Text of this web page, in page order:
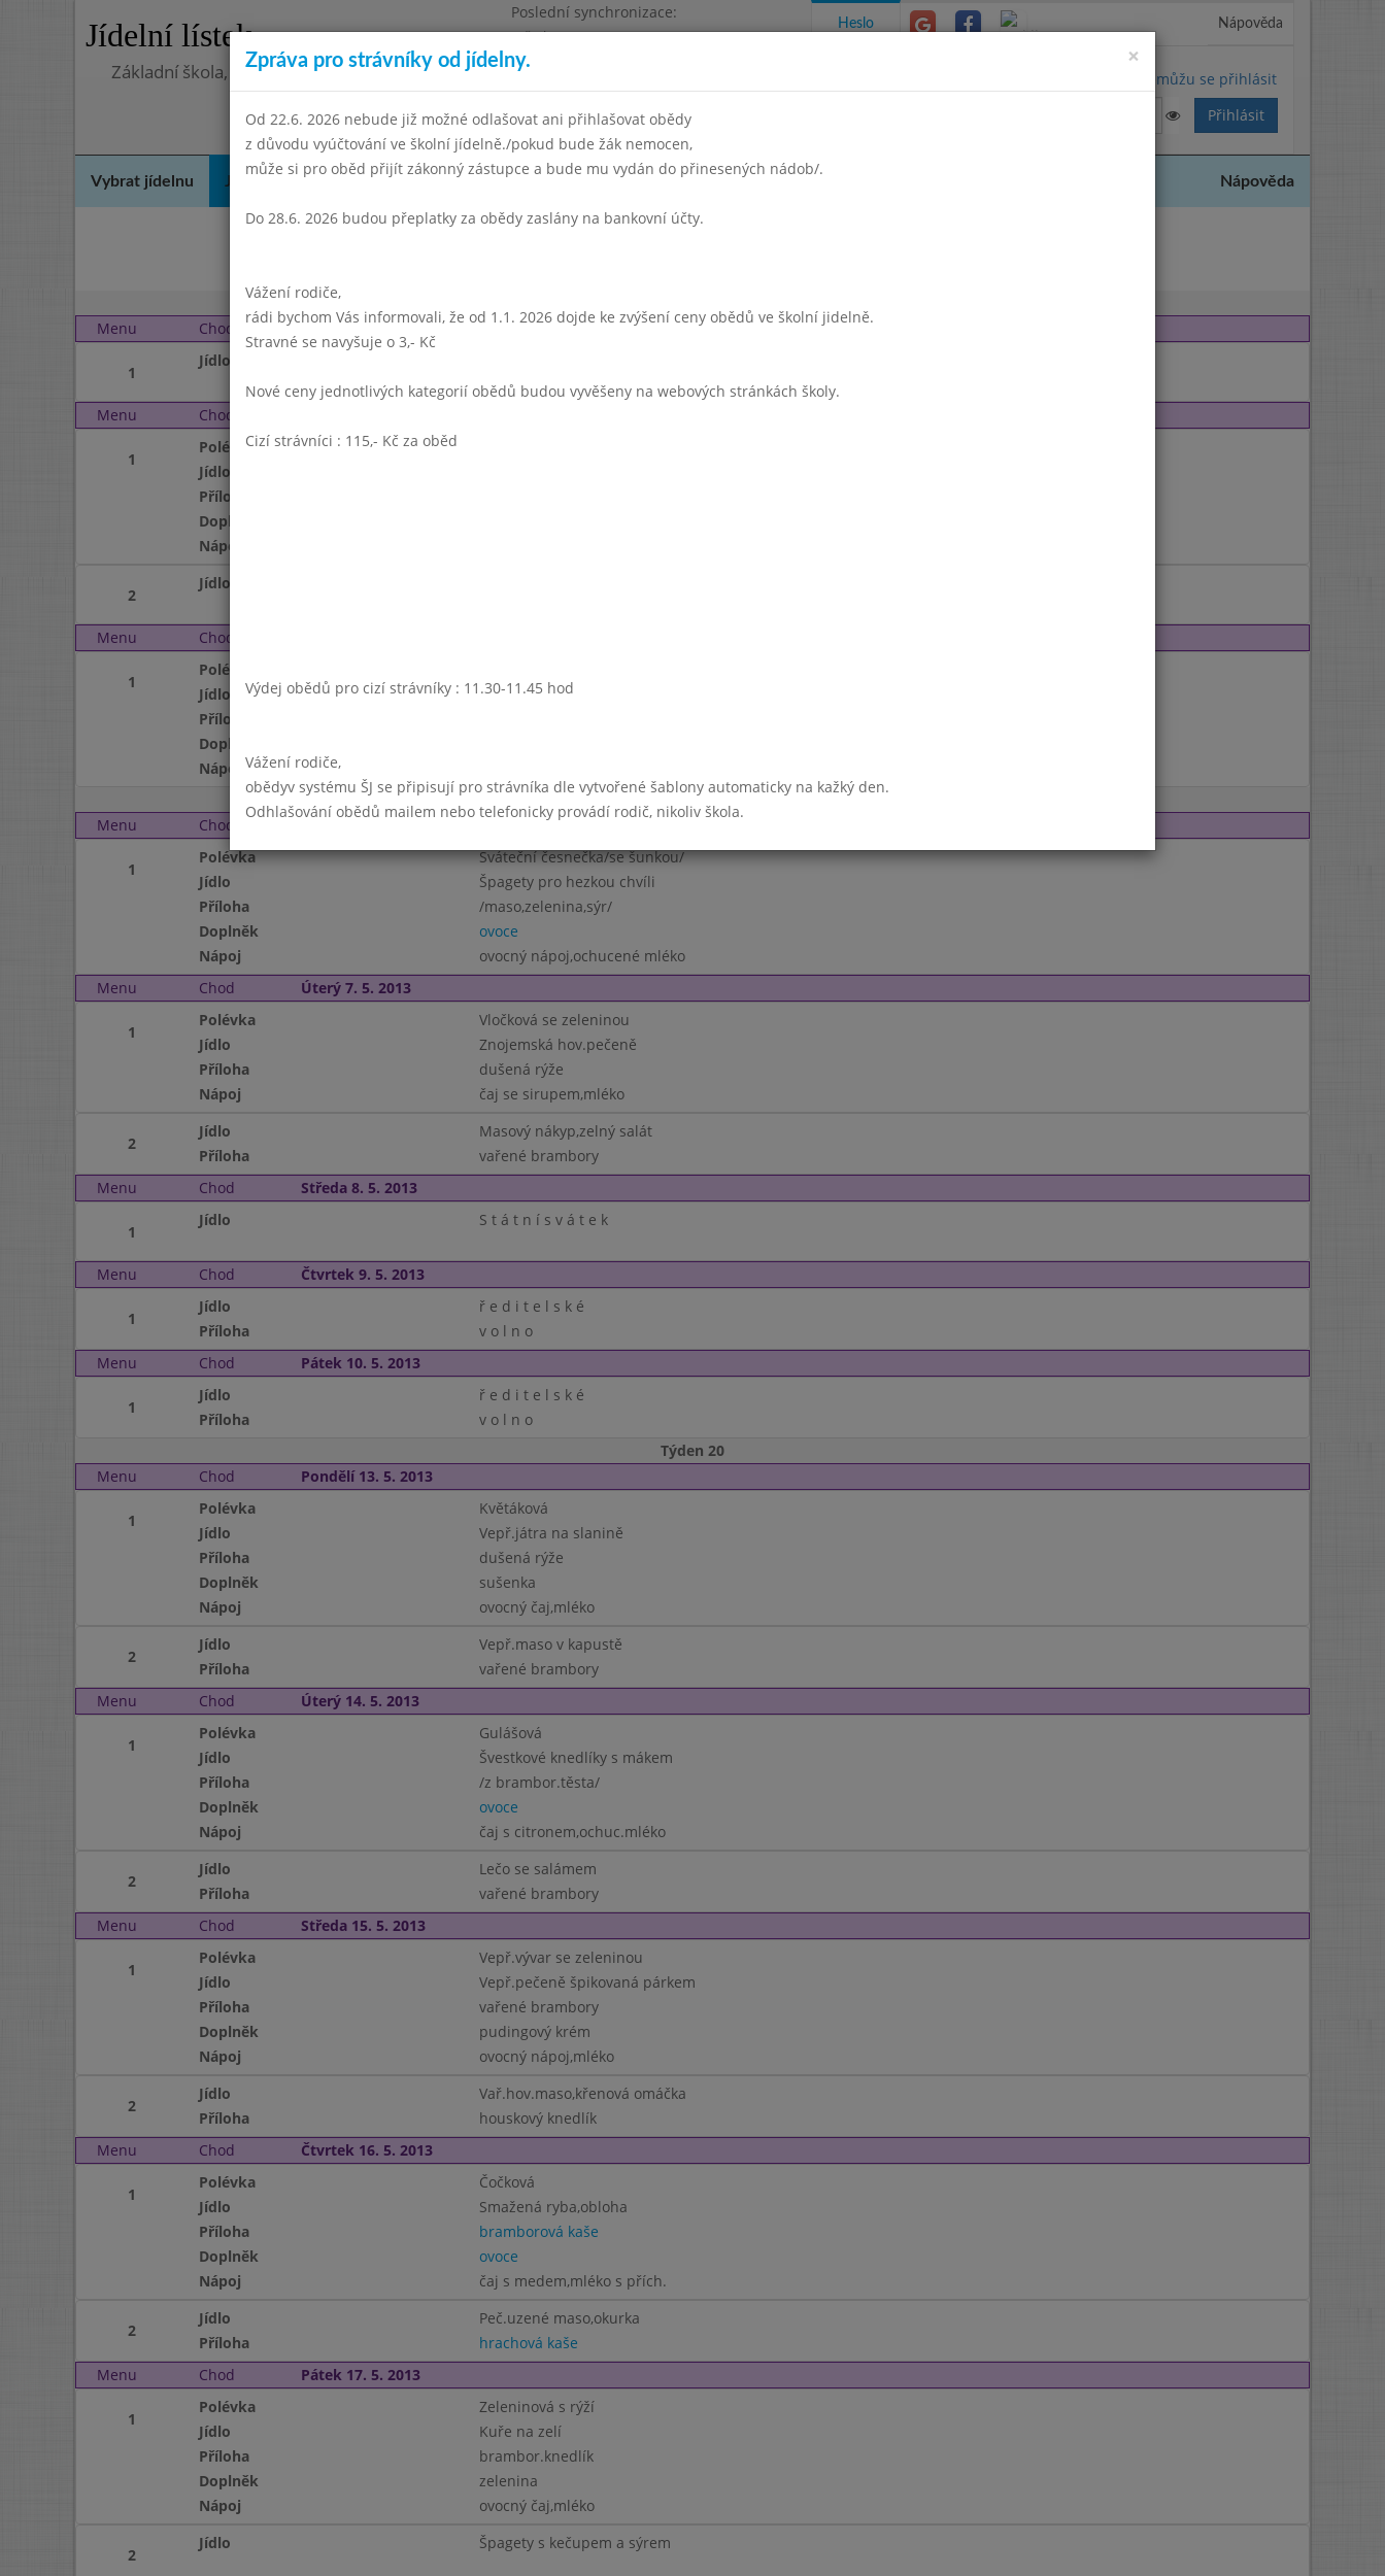
Jídelní lístek
Poslední synchronizace:
Středa 5.8.2026 6:57
Základní škola, Praha 4, Na Líše 16
Heslo Nápověda
Nemůžu se přihlásit
Vybrat jídelnu Jídelní lístek Historie Kontakty a informace Docházka Aktivity Nápověda
Menu
Chod Středa 1. 5. 2013
1
Jídlo
Menu Chod
1
Polévka
Jídlo
Příloha
Doplněk
Nápoj
2
Jídlo
Menu Chod
1
Polévka
Jídlo
Přírodní vepř.plátek,tatarka
Příloha
Doplněk
Nápoj
Týden 19
Menu
Chod
1
Polévka
Sváteční česnečka/se šunkou/
Jídlo
Špagety pro hezkou chvíli
Příloha
/maso,zelenina,sýr/
Doplněk
ovoce
Nápoj
ovocný nápoj,ochucené mléko
Menu
Chod Úterý 7. 5. 2013
1
Polévka
Vločková se zeleninou
Jídlo
Znojemská hov.pečeně
Příloha
dušená rýže
Nápoj
čaj se sirupem,mléko
2
Jídlo
Masový nákyp,zelný salát
Příloha
vařené brambory
Menu
Chod Středa 8. 5. 2013
1
Jídlo S t á t n í s v á t e k
Menu Chod Čtvrtek 9. 5. 2013
1
Jídlo
ř e d i t e l s k é
Příloha
v o l n o
Menu
Chod Pátek 10. 5. 2013
1
Jídlo
ř e d i t e l s k é
Příloha
v o l n o
Týden 20
Menu
Chod Pondělí 13. 5. 2013
1
Polévka
Květáková
Jídlo
Vepř.játra na slanině
Příloha
dušená rýže
Doplněk
sušenka
Nápoj
ovocný čaj,mléko
2
Jídlo
Vepř.maso v kapustě
Příloha
vařené brambory
Menu
Chod Úterý 14. 5. 2013
1
Polévka
Gulášová
Jídlo
Švestkové knedlíky s mákem
Příloha
/z brambor.těsta/
Doplněk
ovoce
Nápoj
čaj s citronem,ochuc.mléko
2
Jídlo
Lečo se salámem
Příloha
vařené brambory
Menu
Chod Středa 15. 5. 2013
1
Polévka
Vepř.vývar se zeleninou
Jídlo
Vepř.pečeně špikovaná párkem
Příloha
vařené brambory
Doplněk
pudingový krém
Nápoj
ovocný nápoj,mléko
2
Jídlo
Vař.hov.maso,křenová omáčka
Příloha
houskový knedlík
Menu
Chod Čtvrtek 16. 5. 2013
1
Polévka
Čočková
Jídlo
Smažená ryba,obloha
Příloha
bramborová kaše
Doplněk
ovoce
Nápoj
čaj s medem,mléko s přích.
2
Jídlo
Peč.uzené maso,okurka
Příloha
hrachová kaše
Menu
Chod Pátek 17. 5. 2013
1
Polévka
Zeleninová s rýží
Jídlo
Kuře na zelí
Příloha
brambor.knedlík
Doplněk
zelenina
Nápoj
ovocný čaj,mléko
2
Jídlo Špagety s kečupem a sýrem
×
Zpráva pro strávníky od jídelny.
Od 22.6. 2026 nebude již možné odlašovat ani přihlašovat obědy
z důvodu vyúčtování ve školní jídelně./pokud bude žák nemocen,
může si pro oběd přijít zákonný zástupce a bude mu vydán do přinesených nádob/.
Do 28.6. 2026 budou přeplatky za obědy zaslány na bankovní účty.
Vážení rodiče,
rádi bychom Vás informovali, že od 1.1. 2026 dojde ke zvýšení ceny obědů ve školní jidelně.
Stravné se navyšuje o 3,- Kč
Nové ceny jednotlivých kategorií obědů budou vyvěšeny na webových stránkách školy.
Cizí strávníci : 115,- Kč za oběd
Výdej obědů pro cizí strávníky : 11.30-11.45 hod
Vážení rodiče,
obědyv systému ŠJ se připisují pro strávníka dle vytvořené šablony automaticky na kažký den.
Odhlašování obědů mailem nebo telefonicky provádí rodič, nikoliv škola.